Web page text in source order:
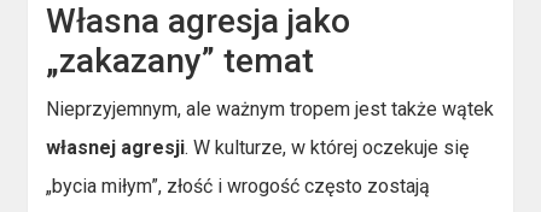
Własna agresja jako
„zakazany” temat
Nieprzyjemnym, ale ważnym tropem jest także wątek
własnej agresji. W kulturze, w której oczekuje się
„bycia miłym”, złość i wrogość często zostają